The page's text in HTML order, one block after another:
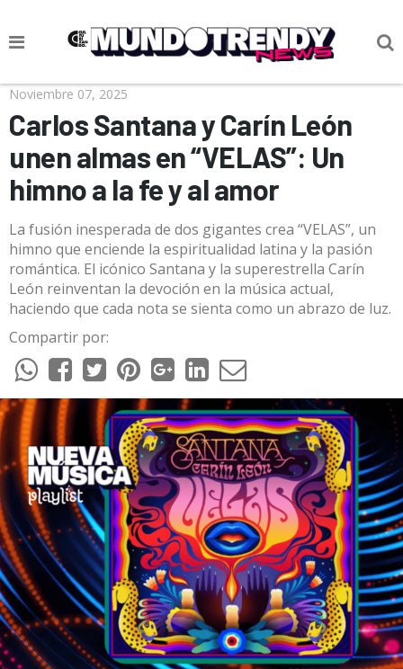
NOTICIAS
CULTURA POP
CIENCIA Y TECNOLOGÍA
VIDA
SOCIEDAD
CULTURIZANDO.COM
Noviembre 07, 2025
Carlos Santana y Carín León
unen almas en “VELAS”: Un
himno a la fe y al amor
La fusión inesperada de dos gigantes crea “VELAS”, un
himno que enciende la espiritualidad latina y la pasión
romántica. El icónico Santana y la superestrella Carín
León reinventan la devoción en la música actual,
haciendo que cada nota se sienta como un abrazo de luz.
Compartir por: